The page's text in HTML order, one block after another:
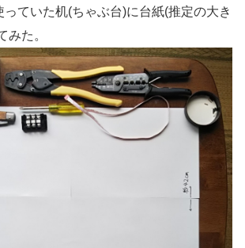
ていた机(ちゃぶ台)に台紙(推定の大き
みた。